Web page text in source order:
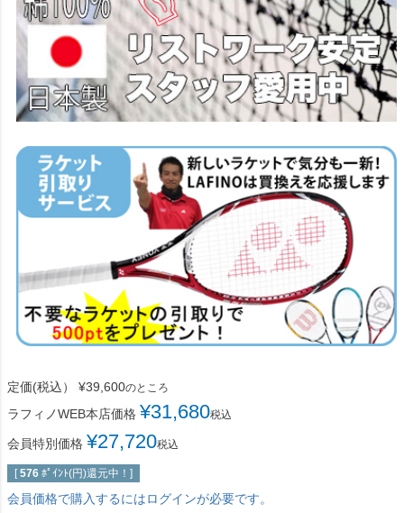
定価(税込） ¥39,600のところ
ラフィノWEB本店価格 ¥31,680税込
会員特別価格 ¥27,720税込
[ 576 ﾎﾟｲﾝﾄ(円)還元中！]
会員価格で購入するにはログインが必要です。